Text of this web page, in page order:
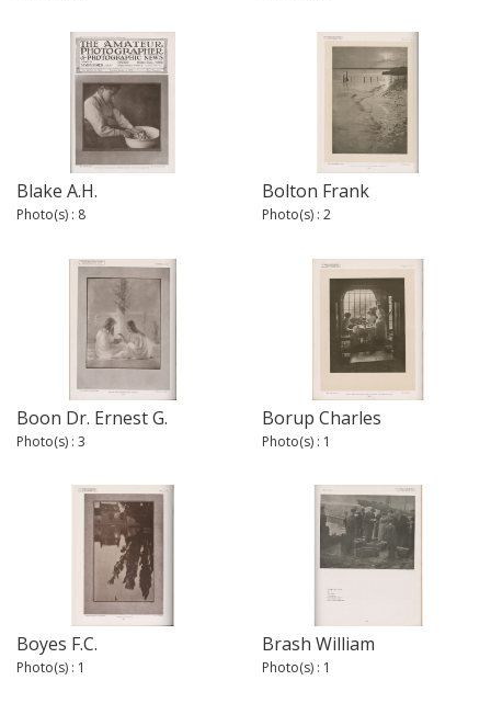
Blake A.H.
Photo(s) : 8
Bolton Frank
Photo(s) : 2
Boon Dr. Ernest G.
Photo(s) : 3
Borup Charles
Photo(s) : 1
Boyes F.C.
Photo(s) : 1
Brash William
Photo(s) : 1